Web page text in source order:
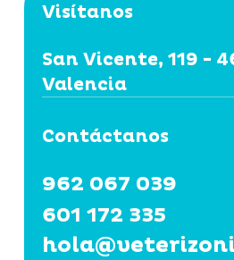
Visítanos
San Vicente, 119 -
Valencia
Contáctanos
962 067 039
601 172 335